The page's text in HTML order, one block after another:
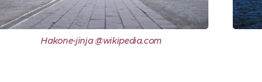
Hakone-jinja @wikipedia.com